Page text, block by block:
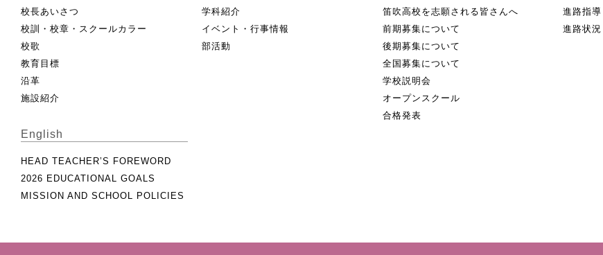
校長あいさつ
校訓・校章・スクールカラー
校歌
教育目標
沿革
施設紹介
学科紹介
イベント・行事情報
部活動
笛吹高校を志願される皆さんへ
前期募集について
後期募集について
全国募集について
学校説明会
オープンスクール
合格発表
進路指導
進路状況
English
HEAD TEACHER’S FOREWORD
2026 EDUCATIONAL GOALS
MISSION AND SCHOOL POLICIES